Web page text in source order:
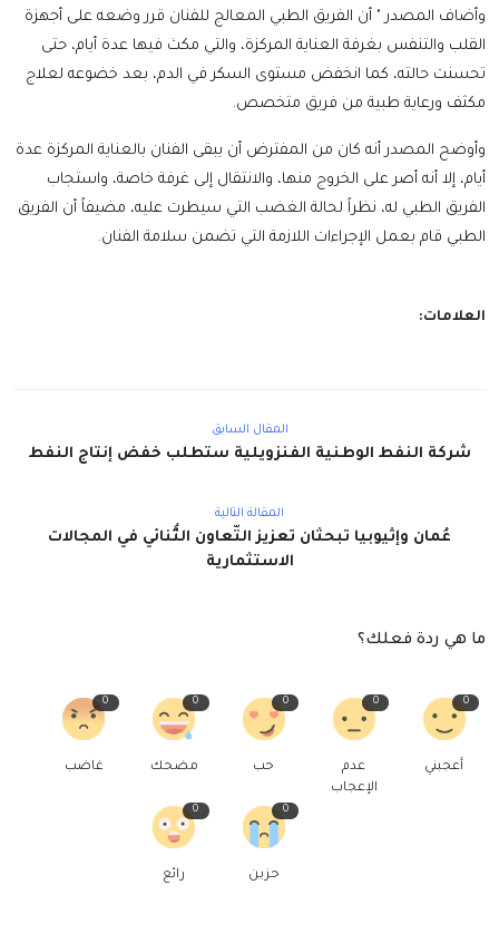
وأضاف المصدر " أن الفريق الطبي المعالج للفنان قرر وضعه على أجهزة
القلب والتنفس بغرفة العناية المركزة، والتي مكث فيها عدة أيام، حتى
تحسنت حالته، كما انخفض مستوى السكر في الدم، بعد خضوعه لعلاج
مكثف ورعاية طبية من فريق متخصص.
وأوضح المصدر أنه كان من المفترض أن يبقى الفنان بالعناية المركزة عدة
أيام، إلا أنه أصر على الخروج منها، والانتقال إلى غرفة خاصة، واستجاب
الفريق الطبي له، نظراً لحالة الغضب التي سيطرت عليه، مضيفاً أن الفريق
الطبي قام بعمل الإجراءات اللازمة التي تضمن سلامة الفنان.
العلامات:
المقال السابق
شركة النفط الوطنية الفنزويلية ستطلب خفض إنتاج النفط
المقالة التالية
عُمان وإثيوبيا تبحثان تعزيز التّعاون الثُّنائي في المجالات
الاستثمارية
ما هي ردة فعلك؟
0
أعجبني
0
عدم
الإعجاب
0
حب
0
مضحك
0
غاضب
0
حزين
0
رائع